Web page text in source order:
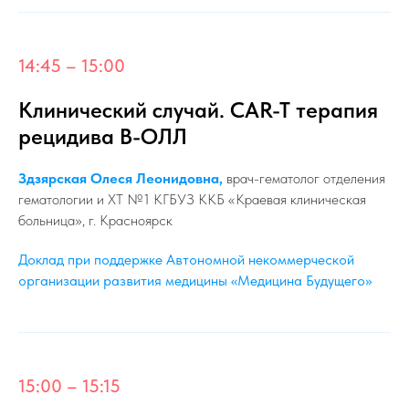
14:45 – 15:00
Клинический случай. CAR-T терапия
рецидива В-ОЛЛ
Здзярская Олеся Леонидовна, врач-гематолог отделения
гематологии и ХТ №1 КГБУЗ ККБ «Краевая клиническая
больница», г. Красноярск
Доклад при поддержке Автономной некоммерческой
организации развития медицины «Медицина Будущего»
15:00 – 15:15